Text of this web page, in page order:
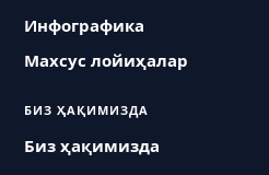
Инфографика
Махсус лойиҳалар
БИЗ ҲАҚИМИЗДА
Биз ҳақимизда